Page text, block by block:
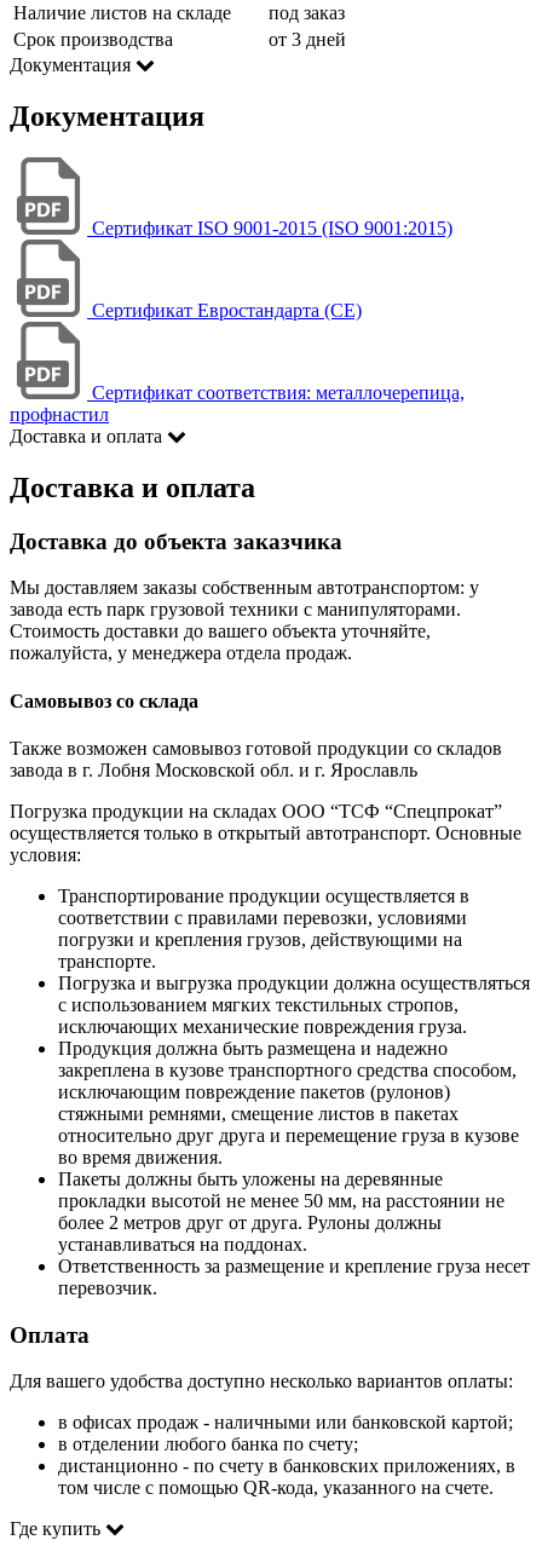
Наличие листов на складе
под заказ
Срок производства
от 3 дней
Документация
Документация
Сертификат ISO 9001-2015 (ISO 9001:2015)
Сертификат Евростандарта (CE)
Сертификат соответствия: металлочерепица,
профнастил
Доставка и оплата
Доставка и оплата
Доставка до объекта заказчика
Мы доставляем заказы собственным автотранспортом: у
завода есть парк грузовой техники с манипуляторами.
Стоимость доставки до вашего объекта уточняйте,
пожалуйста, у менеджера отдела продаж.
Самовывоз со склада
Также возможен самовывоз готовой продукции со складов
завода в г. Лобня Московской обл. и г. Ярославль
Погрузка продукции на складах ООО “ТСФ “Спецпрокат”
осуществляется только в открытый автотранспорт. Основные
условия:
Транспортирование продукции осуществляется в
соответствии с правилами перевозки, условиями
погрузки и крепления грузов, действующими на
транспорте.
Погрузка и выгрузка продукции должна осуществляться
с использованием мягких текстильных стропов,
исключающих механические повреждения груза.
Продукция должна быть размещена и надежно
закреплена в кузове транспортного средства способом,
исключающим повреждение пакетов (рулонов)
стяжными ремнями, смещение листов в пакетах
относительно друг друга и перемещение груза в кузове
во время движения.
Пакеты должны быть уложены на деревянные
прокладки высотой не менее 50 мм, на расстоянии не
более 2 метров друг от друга. Рулоны должны
устанавливаться на поддонах.
Ответственность за размещение и крепление груза несет
перевозчик.
Оплата
Для вашего удобства доступно несколько вариантов оплаты:
в офисах продаж - наличными или банковской картой;
в отделении любого банка по счету;
дистанционно - по счету в банковских приложениях, в
том числе с помощью QR-кода, указанного на счете.
Где купить